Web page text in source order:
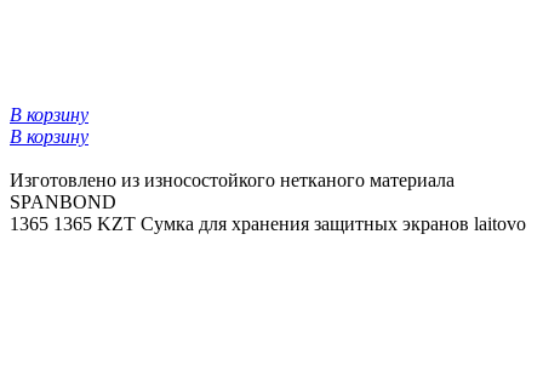
В корзину
В корзину
Изготовлено из износостойкого нетканого материала
SPANBOND
1365 1365 KZT Сумка для хранения защитных экранов laitovo